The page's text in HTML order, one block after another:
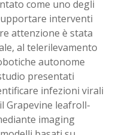
come uno degli
interventi
attenzione è stata
al telerilevamento
autonome
presentati
infezioni virali
Grapevine leafroll-
imaging